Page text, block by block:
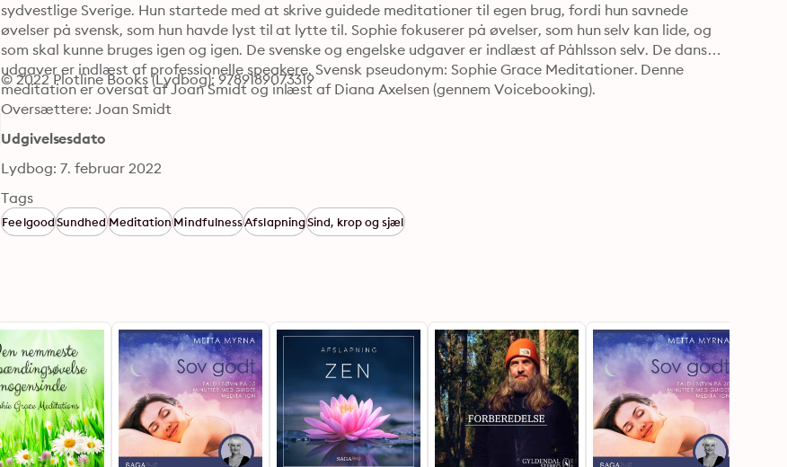
sydvestlige Sverige. Hun startede med at skrive guidede meditationer til egen brug, fordi hun savnede
øvelser på svensk, som hun havde lyst til at lytte til. Sophie fokuserer på øvelser, som hun selv kan lide, og
som skal kunne bruges igen og igen. De svenske og engelske udgaver er indlæst af Påhlsson selv. De danske
udgaver er indlæst af professionelle speakere. Svensk pseudonym: Sophie Grace Meditationer. Denne
meditation er oversat af Joan Smidt og inlæst af Diana Axelsen (gennem Voicebooking).
© 2022 Plotline Books (Lydbog): 9789189073319
Oversættere: Joan Smidt
Udgivelsesdato
Lydbog: 7. februar 2022
Tags
FeelgoodSundhedMeditationMindfulnessAfslapningSind, krop og sjæl